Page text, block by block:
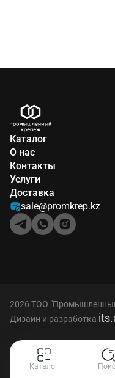
Каталог
Каталог
О нас
Контакты
Услуги
Доставка
sale@promkrep.kz
2026 ТОО
Дизайн и разработка